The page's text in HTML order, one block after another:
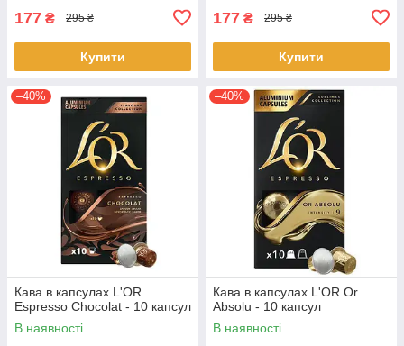
177 ₴ 295 ₴
Купити
177 ₴ 295 ₴
Купити
–40%
Кава в капсулах L'OR
Espresso Chocolat - 10 капсул
В наявності
–40%
Кава в капсулах L'OR Or
Absolu - 10 капсул
В наявності